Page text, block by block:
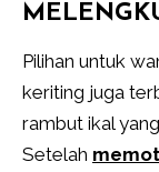
Pilihan untuk
keriting juga
rambut ikal
Setelah